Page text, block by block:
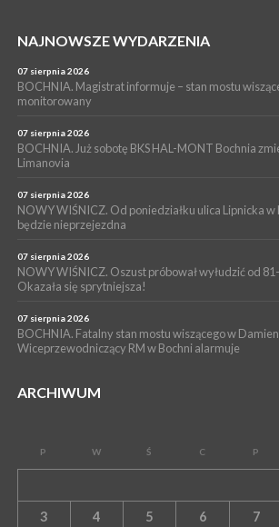
PIELGRZYMKA 2026
Z BOCHNI NA JASNĄ GÓRĘ. Drugi dzień
WYDARZENIA
NASZ NEWS. Powstał Komitet Ochrony
Przestrzennego Miasta Bochnia. To
magistratu
NAJNOWSZE WYDARZENIA
07 sierpnia 2026
BOCHNIA. Magistrat informuje – stan mostu
monitorowany
07 sierpnia 2026
BOCHNIA. Już sobotę BKS HAL-MONT Bochnia
Limanovia
07 sierpnia 2026
NOWY WIŚNICZ. Od poniedziałku ulica Lipnicka
będzie nieprzejezdna
07 sierpnia 2026
NOWY WIŚNICZ. Oszust próbował wyłudzić od
Okazała się sprytniejsza!
07 sierpnia 2026
BOCHNIA. Fatalny stan mostu wiszącego w
Wiceprzewodniczący RM w Bochni alarmuje
ARCHIWUM
P W Ś C P
3 4 5 6 7